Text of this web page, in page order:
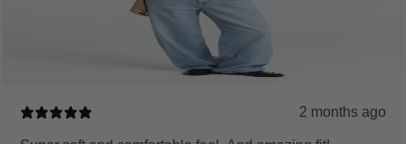
2 months ago